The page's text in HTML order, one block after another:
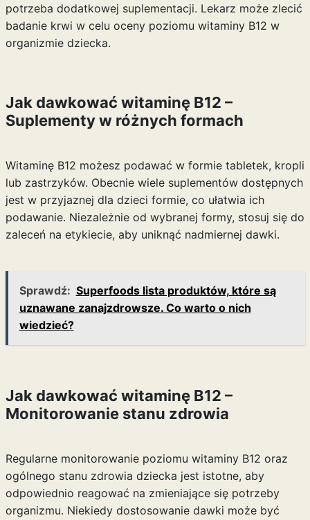
potrzeba dodatkowej suplementacji. Lekarz może zlecić
badanie krwi w celu oceny poziomu witaminy B12 w
organizmie dziecka.
Jak dawkować witaminę B12 –
Suplementy w różnych formach
Witaminę B12 możesz podawać w formie tabletek, kropli
lub zastrzyków. Obecnie wiele suplementów dostępnych
jest w przyjaznej dla dzieci formie, co ułatwia ich
podawanie. Niezależnie od wybranej formy, stosuj się do
zaleceń na etykiecie, aby uniknąć nadmiernej dawki.
Sprawdź: Superfoods lista produktów, które są
uznawane zanajzdrowsze. Co warto o nich
wiedzieć?
Jak dawkować witaminę B12 –
Monitorowanie stanu zdrowia
Regularne monitorowanie poziomu witaminy B12 oraz
ogólnego stanu zdrowia dziecka jest istotne, aby
odpowiednio reagować na zmieniające się potrzeby
organizmu. Niekiedy dostosowanie dawki może być